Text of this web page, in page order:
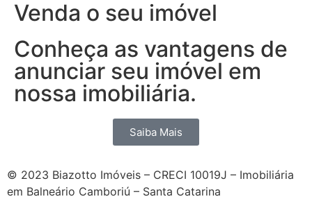
Venda o seu imóvel
Conheça as vantagens de
anunciar seu imóvel em
nossa imobiliária.
Saiba Mais
© 2023 Biazotto Imóveis – CRECI 10019J – Imobiliária
em Balneário Camboriú – Santa Catarina